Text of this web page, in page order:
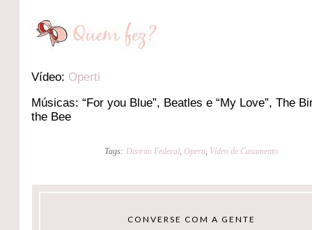
Vídeo: Operti
Músicas: “For you Blue”, Beatles e “My Love”, The
the Bee
Tags: Distrito Federal,Operti, Vídeo de Casamento
CONVERSE COM A GENTE